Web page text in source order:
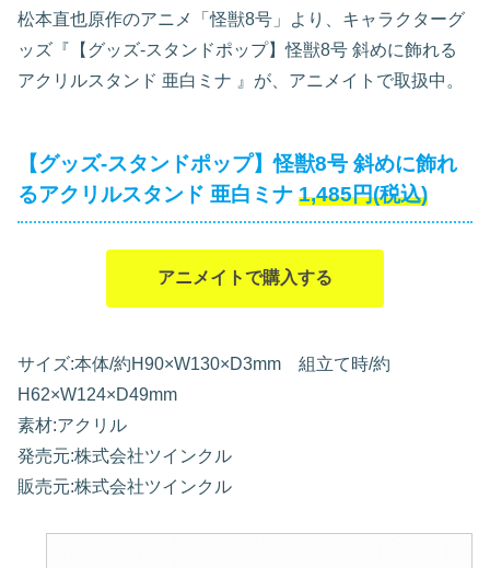
松本直也原作のアニメ「怪獣8号」より、キャラクターグ
ッズ『【グッズ-スタンドポップ】怪獣8号 斜めに飾れる
アクリルスタンド 亜白ミナ 』が、アニメイトで取扱中。
【グッズ-スタンドポップ】怪獣8号 斜めに飾れ
るアクリルスタンド 亜白ミナ 1,485円(税込)
アニメイトで購入する
サイズ:本体/約H90×W130×D3mm 組立て時/約
H62×W124×D49mm
素材:アクリル
発売元:株式会社ツインクル
販売元:株式会社ツインクル